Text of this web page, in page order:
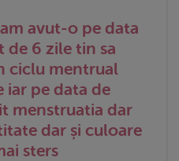
avut-o pe data
de 6 zile tin sa
ciclu mentrual
iar pe data de
menstruatia dar
dar și culoare
sters